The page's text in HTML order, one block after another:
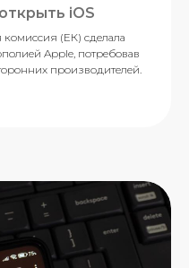
iOS
комиссия (ЕК) сделала
Apple, потребовав
производителей.